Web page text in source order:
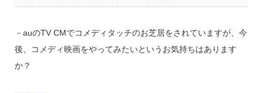
－auのTV CMでコメディタッチのお芝居をされていますが、今
後、コメディ映画をやってみたいというお気持ちはあります
か？